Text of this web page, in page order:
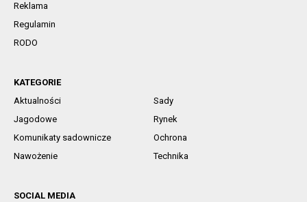
Reklama
Regulamin
RODO
KATEGORIE
Aktualności
Sady
Jagodowe
Rynek
Komunikaty sadownicze
Ochrona
Nawożenie
Technika
SOCIAL MEDIA